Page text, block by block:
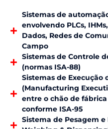
Sistemas de
envolvendo PLCs,
Dados, Redes de
Campo
Sistemas de Controle
(normas ISA-88)
Sistemas de Execução
(Manufacturing
entre o chão de
conforme ISA-95
Sistema de Pesagem